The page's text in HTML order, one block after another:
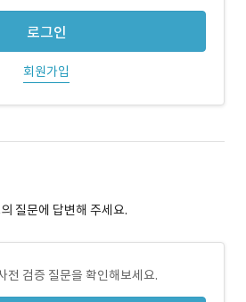
로그인
회원가입
질문에 답변해 주세요.
전 검증 질문을 확인해보세요.